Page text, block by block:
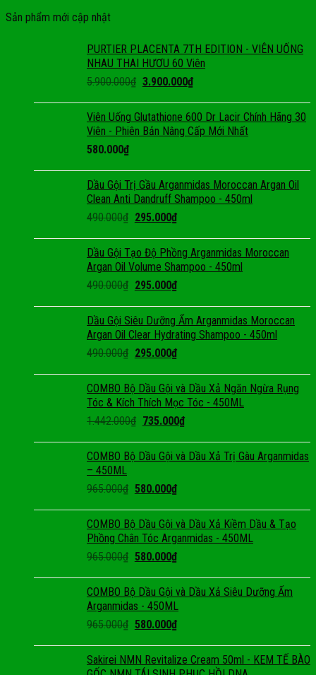
Sản phẩm mới cập nhật
PURTIER PLACENTA 7TH EDITION - VIÊN UỐNG
NHAU THAI HƯƠU 60 Viên
5.900.000₫ 3.900.000₫
Viên Uống Glutathione 600 Dr Lacir Chính Hãng 30
Viên - Phiên Bản Nâng Cấp Mới Nhất
580.000₫
Dầu Gội Trị Gầu Arganmidas Moroccan Argan Oil
Clean Anti Dandruff Shampoo - 450ml
490.000₫ 295.000₫
Dầu Gội Tạo Độ Phồng Arganmidas Moroccan
Argan Oil Volume Shampoo - 450ml
490.000₫ 295.000₫
Dầu Gội Siêu Dưỡng Ẩm Arganmidas Moroccan
Argan Oil Clear Hydrating Shampoo - 450ml
490.000₫ 295.000₫
COMBO Bộ Dầu Gội và Dầu Xả Ngăn Ngừa Rụng
Tóc & Kích Thích Mọc Tóc - 450ML
1.442.000₫ 735.000₫
COMBO Bộ Dầu Gội và Dầu Xả Trị Gàu Arganmidas
– 450ML
965.000₫ 580.000₫
COMBO Bộ Dầu Gội và Dầu Xả Kiềm Dầu & Tạo
Phồng Chân Tóc Arganmidas - 450ML
965.000₫ 580.000₫
COMBO Bộ Dầu Gội và Dầu Xả Siêu Dưỡng Ẩm
Arganmidas - 450ML
965.000₫ 580.000₫
Sakirei NMN Revitalize Cream 50ml - KEM TẾ BÀO